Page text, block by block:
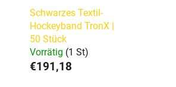
Schwarzes Textil-
Hockeyband TronX |
50 Stück
Vorrätig (1 St)
€191,18